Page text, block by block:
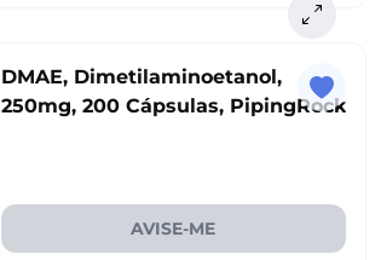
DMAE, Dimetilaminoetanol,
250mg, 200 Cápsulas, PipingRock
AVISE-ME